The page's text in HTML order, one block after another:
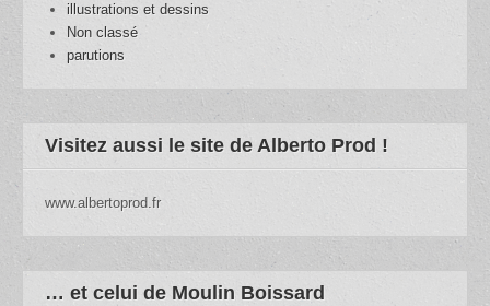
illustrations et dessins
Non classé
parutions
Visitez aussi le site de Alberto Prod !
www.albertoprod.fr
… et celui de Moulin Boissard